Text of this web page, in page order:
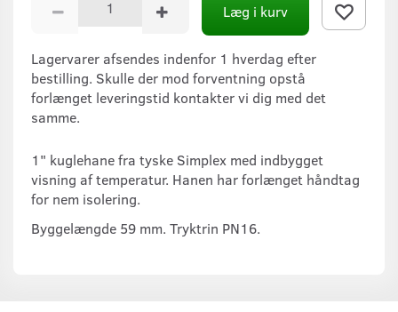
Læg i kurv
Lagervarer afsendes indenfor 1 hverdag efter
bestilling. Skulle der mod forventning opstå
forlænget leveringstid kontakter vi dig med det
samme.
1" kuglehane fra tyske Simplex med indbygget
visning af temperatur. Hanen har forlænget håndtag
for nem isolering.
Byggelængde 59 mm. Tryktrin PN16.